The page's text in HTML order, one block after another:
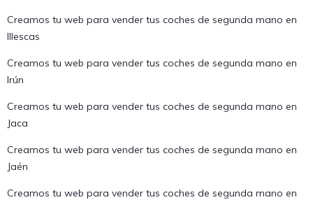
Creamos tu web para vender tus coches de segunda mano en
Illescas
Creamos tu web para vender tus coches de segunda mano en
Irún
Creamos tu web para vender tus coches de segunda mano en
Jaca
Creamos tu web para vender tus coches de segunda mano en
Jaén
Creamos tu web para vender tus coches de segunda mano en